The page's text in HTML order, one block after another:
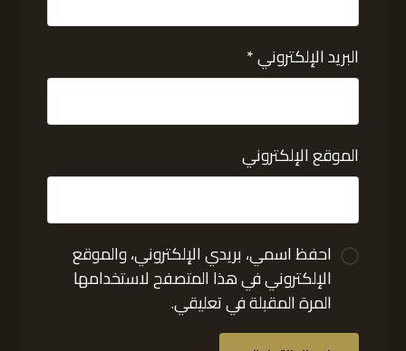
البريد الإلكتروني*
الموقع الإلكتروني
احفظ اسمي، بريدي الإلكتروني، والموقع
الإلكتروني في هذا المتصفح لاستخدامها
المرة المقبلة في تعليقي.